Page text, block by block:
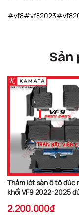
Sản
Thảm lót sàn ô tô đúc
khối VF9 2022-2025
2.200.000₫